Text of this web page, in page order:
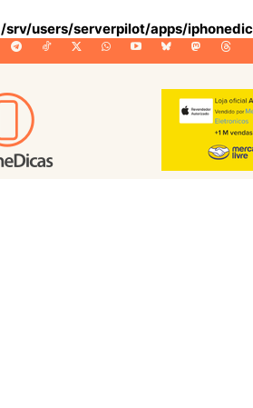
/srv/users/serverpilot/apps/
iPhoneDicas